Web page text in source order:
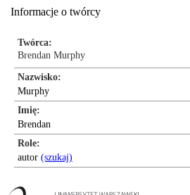
Informacje o twórcy
Twórca
Brendan Murphy
Nazwisko
Murphy
Imię
Brendan
Role
autor (szukaj)